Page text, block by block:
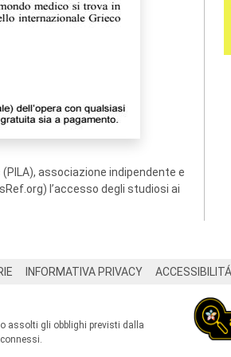
associazione indipendente e
l’accesso degli studiosi ai
INFORMATIVA PRIVACY ACCESSIBILITÁ
assolti gli obblighi previsti dalla